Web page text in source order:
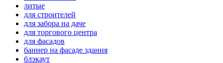
литые
для строителей
для забора на даче
для торгового центра
для фасадов
баннер на фасаде здания
блэкаут